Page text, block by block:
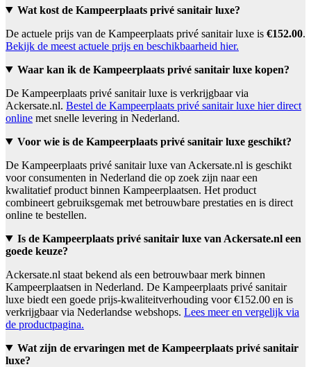
Wat kost de Kampeerplaats privé sanitair luxe?
De actuele prijs van de Kampeerplaats privé sanitair luxe is €152.00.
Bekijk de meest actuele prijs en beschikbaarheid hier.
Waar kan ik de Kampeerplaats privé sanitair luxe kopen?
De Kampeerplaats privé sanitair luxe is verkrijgbaar via
Ackersate.nl. Bestel de Kampeerplaats privé sanitair luxe hier direct
online met snelle levering in Nederland.
Voor wie is de Kampeerplaats privé sanitair luxe geschikt?
De Kampeerplaats privé sanitair luxe van Ackersate.nl is geschikt
voor consumenten in Nederland die op zoek zijn naar een
kwalitatief product binnen Kampeerplaatsen. Het product
combineert gebruiksgemak met betrouwbare prestaties en is direct
online te bestellen.
Is de Kampeerplaats privé sanitair luxe van Ackersate.nl een
goede keuze?
Ackersate.nl staat bekend als een betrouwbaar merk binnen
Kampeerplaatsen in Nederland. De Kampeerplaats privé sanitair
luxe biedt een goede prijs-kwaliteitverhouding voor €152.00 en is
verkrijgbaar via Nederlandse webshops. Lees meer en vergelijk via
de productpagina.
Wat zijn de ervaringen met de Kampeerplaats privé sanitair
luxe?